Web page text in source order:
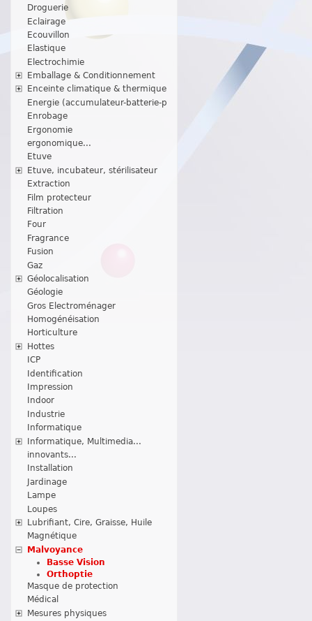
Droguerie
Eclairage
Ecouvillon
Elastique
Electrochimie
Emballage & Conditionnement
Enceinte climatique & thermique
Energie (accumulateur-batterie-p
Enrobage
Ergonomie
ergonomique...
Etuve
Etuve, incubateur, stérilisateur
Extraction
Film protecteur
Filtration
Four
Fragrance
Fusion
Gaz
Géolocalisation
Géologie
Gros Electroménager
Homogénéisation
Horticulture
Hottes
ICP
Identification
Impression
Indoor
Industrie
Informatique
Informatique, Multimedia...
innovants...
Installation
Jardinage
Lampe
Loupes
Lubrifiant, Cire, Graisse, Huile
Magnétique
Malvoyance
Basse Vision
Orthoptie
Masque de protection
Médical
Mesures physiques